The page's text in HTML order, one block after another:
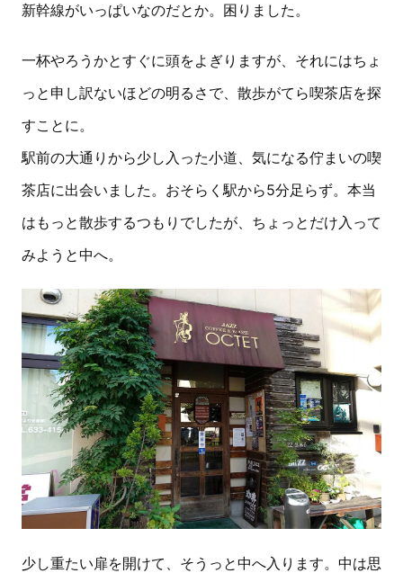
新幹線がいっぱいなのだとか。困りました。
一杯やろうかとすぐに頭をよぎりますが、それにはちょ
っと申し訳ないほどの明るさで、散歩がてら喫茶店を探
すことに。
駅前の大通りから少し入った小道、気になる佇まいの喫
茶店に出会いました。おそらく駅から5分足らず。本当
はもっと散歩するつもりでしたが、ちょっとだけ入って
みようと中へ。
少し重たい扉を開けて、そうっと中へ入ります。中は思